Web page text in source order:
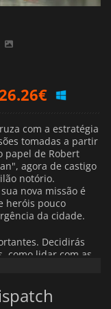
19.11 €
€
com a estratégia
tomadas a partir
papel de Robert
agora de castigo
notório.
nova missão é
heróis pouco
da cidade.
Decidirás
como lidar com as
a força da
uma mistura de
de trabalho.